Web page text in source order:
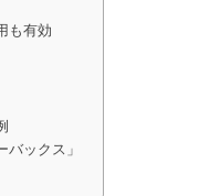
も有効
ックス」